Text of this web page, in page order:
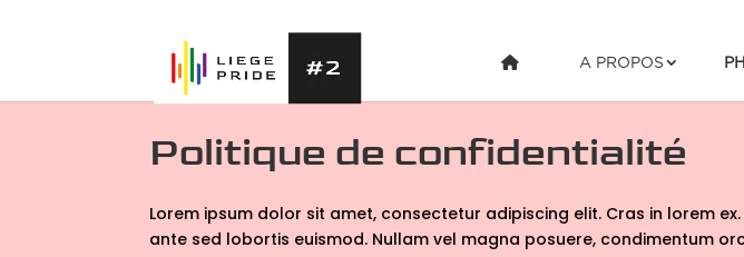
A PROPOS
Politique de confidentialité
Lorem ipsum dolor sit amet, consectetur adipiscing elit. Cras in lorem
ante sed lobortis euismod. Nullam vel magna posuere, condimentum